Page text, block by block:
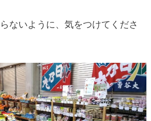
ないように、気をつけてくださ